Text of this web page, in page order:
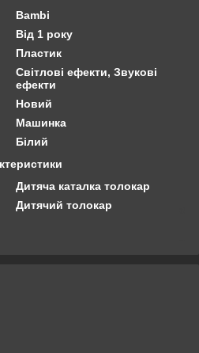
Bambi
Від 1 року
Пластик
Світлові ефекти, Звукові
ефекти
Новий
Машинка
Білий
Дитяча каталка толокар
Дитячий толокар